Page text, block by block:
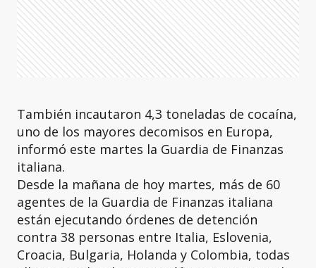
También incautaron 4,3 toneladas de cocaína,
uno de los mayores decomisos en Europa,
informó este martes la Guardia de Finanzas
italiana.
Desde la mañana de hoy martes, más de 60
agentes de la Guardia de Finanzas italiana
están ejecutando órdenes de detención
contra 38 personas entre Italia, Eslovenia,
Croacia, Bulgaria, Holanda y Colombia, todas